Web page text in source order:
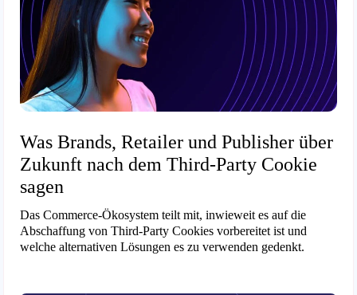
Was Brands, Retailer und Publisher über
Zukunft nach dem Third-Party Cookie
sagen
Das Commerce-Ökosystem teilt mit, inwieweit es auf die
Abschaffung von Third-Party Cookies vorbereitet ist und
welche alternativen Lösungen es zu verwenden gedenkt.